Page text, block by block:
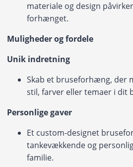
materiale og design
forhænget.
Muligheder og fordele
Unik indretning
Skab et bruseforhæng, der
stil, farver eller temaer i dit
Personlige gaver
Et custom-designet
tankevækkende og
familie.